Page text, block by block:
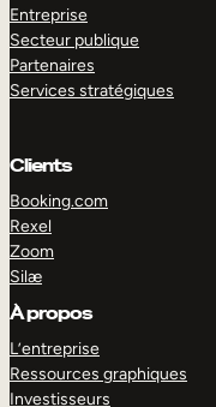
Entreprise
Secteur publique
Partenaires
Services stratégiques
Clients
Booking.com
Rexel
Zoom
Silæ
À propos
L’entreprise
Ressources graphiques
Investisseurs